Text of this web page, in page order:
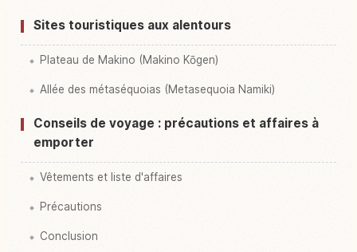
Sites touristiques aux alentours
Plateau de Makino (Makino Kōgen)
Allée des métaséquoias (Metasequoia Namiki)
Conseils de voyage : précautions et affaires à
emporter
Vêtements et liste d'affaires
Précautions
Conclusion